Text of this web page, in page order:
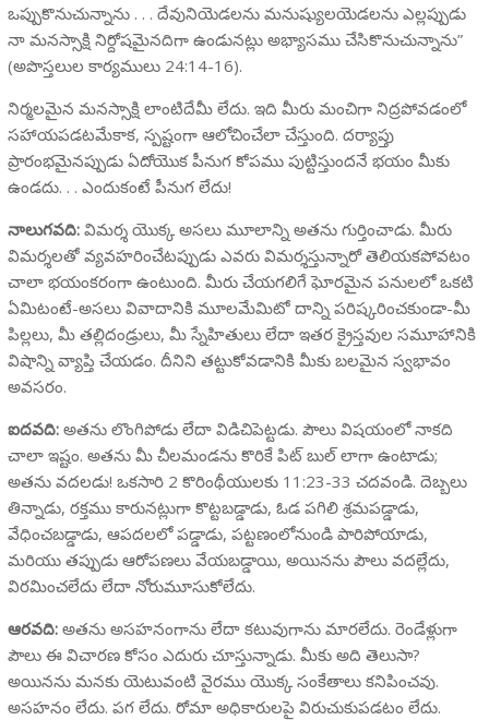
ఒప్పుకొనుచున్నాను . . . దేవునియెడలను మనుష్యులయెడలను ఎల్లప్పుడు
నా మనస్సాక్షి నిర్దోషమైనదిగా ఉండునట్లు అభ్యాసము చేసికొనుచున్నాను”
(అపొస్తలుల కార్యములు 24:14-16).
నిర్మలమైన మనస్సాక్షి లాంటిదేమీ లేదు. ఇది మీరు మంచిగా నిద్రపోవడంలో
సహాయపడటమేకాక, స్పష్టంగా ఆలోచించేలా చేస్తుంది. దర్యాప్తు
ప్రారంభమైనప్పుడు ఏదోయొక పీనుగ కోపము పుట్టిస్తుందనే భయం మీకు
ఉండదు. . . ఎందుకంటే పీనుగ లేదు!
నాలుగవది:విమర్శ యొక్క అసలు మూలాన్ని అతను గుర్తించాడు. మీరు
విమర్శలతో వ్యవహరించేటప్పుడు ఎవరు విమర్శస్తున్నారో తెలియకపోవటం
చాలా భయంకరంగా ఉంటుంది. మీరు చేయగలిగే ఘోరమైన పనులలో ఒకటి
ఏమిటంటే-అసలు వివాదానికి మూలమేమిటో దాన్ని పరిష్కరించకుండా-మీ
పిల్లలు, మీ తల్లిదండ్రులు, మీ స్నేహితులు లేదా ఇతర క్రైస్తవుల సమూహానికి
విషాన్ని వ్యాప్తి చేయడం. దీనిని తట్టుకోవడానికి మీకు బలమైన స్వభావం
అవసరం.
ఐదవది:అతను లొంగిపోడు లేదా విడిచిపెట్టడు. పౌలు విషయంలో నాకది
చాలా ఇష్టం. అతను మీ చీలమండను కొరికే పిట్ బుల్ లాగా ఉంటాడు;
అతను వదలడు! ఒకసారి 2 కొరింథీయులకు 11:23-33 చదవండి. దెబ్బలు
తిన్నాడు, రక్తము కారునట్లుగా కొట్టబడ్డాడు, ఓడ పగిలి శ్రమపడ్డాడు,
వేధించబడ్డాడు, ఆపదలలో పడ్డాడు, పట్టణంలోనుండి పారిపోయాడు,
మరియు తప్పుడు ఆరోపణలు వేయబడ్డాయి, అయినను పౌలు వదల్లేదు,
విరమించలేదు లేదా నోరుమూసుకోలేదు.
ఆరవది:అతను అసహనంగాను లేదా కటువుగాను మారలేదు. రెండేళ్లుగా
పౌలు ఈ విచారణ కోసం ఎదురు చూస్తున్నాడు. మీకు అది తెలుసా?
అయినను మనకు యెటువంటి వైరము యొక్క సంకేతాలు కనిపించవు.
అసహనం లేదు. పగ లేదు. రోమా అధికారులపై విరుచుకుపడటం లేదు.